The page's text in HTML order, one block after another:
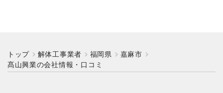
トップ 解体工事業者 福岡県
嘉麻市
髙山興業の会社情報・口コミ